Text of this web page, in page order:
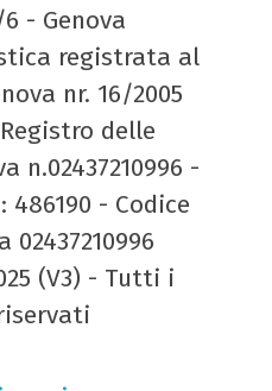
- Genova
registrata al
nr. 16/2005
delle
n.02437210996 -
486190 - Codice
02437210996
(V3) - Tutti i